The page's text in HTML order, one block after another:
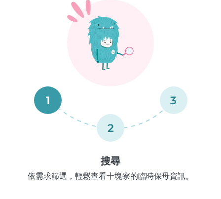
1
2
3
搜尋
依需求篩選，輕鬆查看十塊寮的臨時保母資訊。